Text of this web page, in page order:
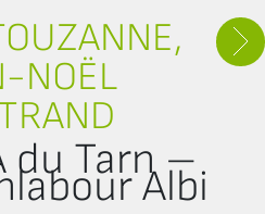
NOËL
du Tarn –
Albi